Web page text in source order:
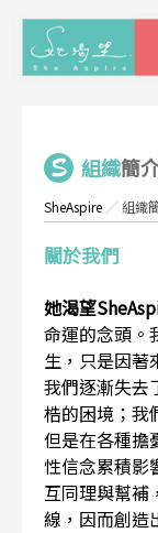
組織簡
SheAspire ／組織
關於我們
她渴望
命運的念頭。
生，只是因著
我們逐漸失去
梏的困境；我
但是在各種擔
性信念累積影
互同理與幫補
線，因而創造